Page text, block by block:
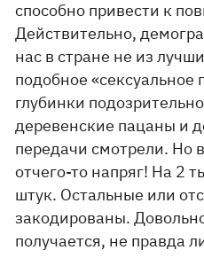
способно привести к
Действительно,
нас в стране не из
подобное «сексуальное
глубинки
деревенские пацаны и
передачи смотрели. Но
отчего-то напряг! На 2
штук. Остальные или
закодированы.
получается, не правда